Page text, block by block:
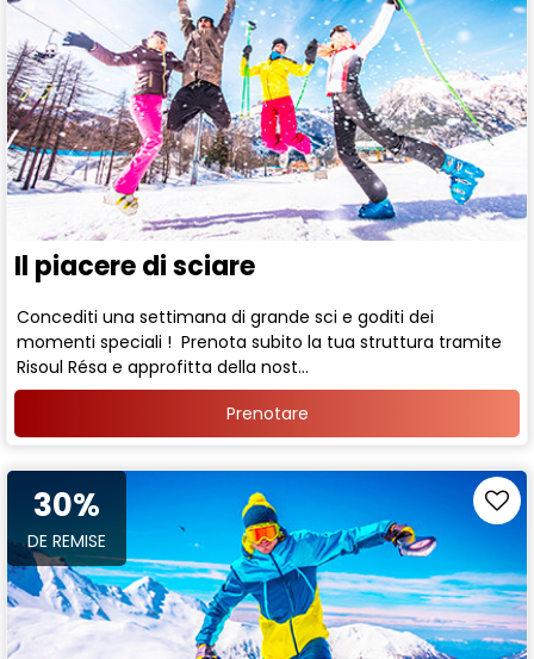
Il piacere di sciare
Concediti una settimana di grande sci e goditi dei
momenti speciali ! Prenota subito la tua struttura tramite
Risoul Résa e approfitta della nost...
Prenotare
30%
DE REMISE